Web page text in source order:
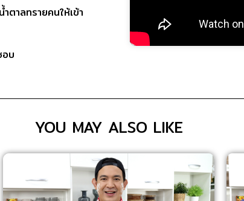
ตาลทรายคนให้เข้า
บ
YOU MAY ALSO LIKE